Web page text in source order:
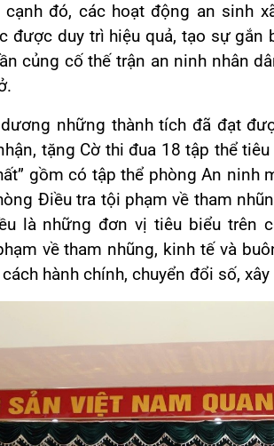
cạnh đó, các hoạt động an sinh
được duy trì hiệu quả, tạo sự
củng cố thế trận an ninh nhân
những thành tích đã đạt
tặng Cờ thi đua 18 tập thể
gồm có tập thể phòng An
Điều tra tội phạm về tham
là những đơn vị tiêu biểu trên
về tham nhũng, kinh tế và
hành chính, chuyển đổi số,